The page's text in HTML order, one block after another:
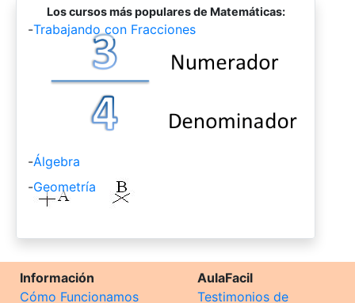
Los cursos más populares de Matemáticas:
-Trabajando con Fracciones
-Álgebra
-Geometría
Información
Cómo Funcionamos
AulaFacil
Testimonios de